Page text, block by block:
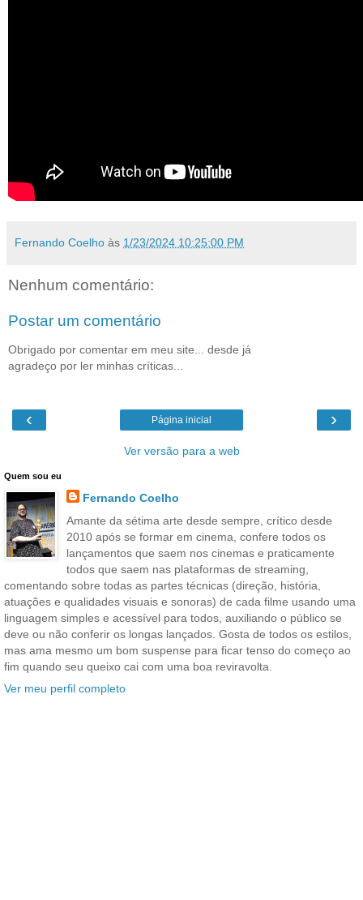
Fernando Coelho às 1/23/2024 10:25:00 PM
Nenhum comentário:
Postar um comentário
Obrigado por comentar em meu site... desde já
agradeço por ler minhas críticas...
‹ ›
Página inicial
Ver versão para a web
Quem sou eu
Fernando Coelho
Amante da sétima arte desde sempre, crítico desde
2010 após se formar em cinema, confere todos os
lançamentos que saem nos cinemas e praticamente
todos que saem nas plataformas de streaming,
comentando sobre todas as partes técnicas (direção, história,
atuações e qualidades visuais e sonoras) de cada filme usando uma
linguagem simples e acessível para todos, auxiliando o público se
deve ou não conferir os longas lançados. Gosta de todos os estilos,
mas ama mesmo um bom suspense para ficar tenso do começo ao
fim quando seu queixo cai com uma boa reviravolta.
Ver meu perfil completo